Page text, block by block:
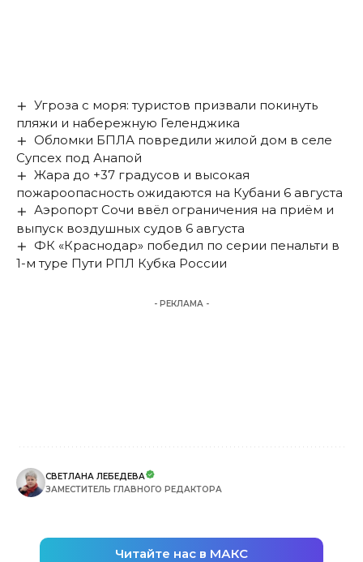
Угроза с моря: туристов призвали покинуть
пляжи и набережную Геленджика
Обломки БПЛА повредили жилой дом в селе
Супсех под Анапой
Жара до +37 градусов и высокая
пожароопасность ожидаются на Кубани 6 августа
Аэропорт Сочи ввёл ограничения на приём и
выпуск воздушных судов 6 августа
ФК «Краснодар» победил по серии пенальти в
1-м туре Пути РПЛ Кубка России
- РЕКЛАМА -
СВЕТЛАНА ЛЕБЕДЕВА
ЗАМЕСТИТЕЛЬ ГЛАВНОГО РЕДАКТОРА
Читайте нас в МАКС